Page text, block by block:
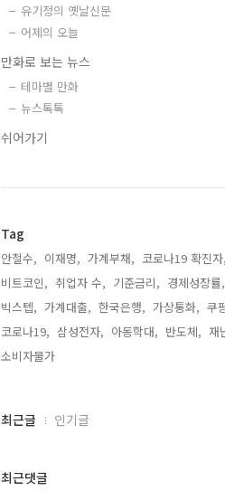
유기정의 옛날신문
어제의 오늘
만화로 보는 뉴스
테마별 만화
뉴스톡톡
쉬어가기
Tag
안철수, 이재명, 가계부채, 코로나19 확진자,
비트코인, 취업자 수, 기준금리, 경제성장률,
빅스텝, 가계대출, 한국은행, 가상통화, 쿠
코로나19, 삼성전자, 아동학대, 반도체, 재
소비자물가,
최
과
최근글 인기글
최근댓글